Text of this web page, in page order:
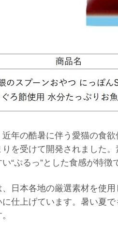
近年の酷暑に伴う愛猫の食
を受けて開発されました
“ぷるっ”とした食感が特徴
日本各地の厳選素材を使
仕上げています。暑い夏